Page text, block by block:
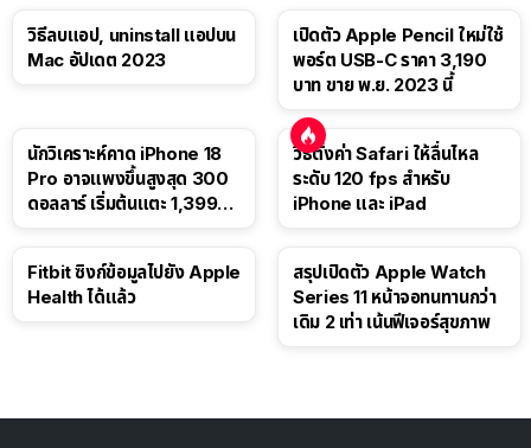
วิธีลบแอป, uninstall แอปบน
Mac อัปเดต 2023
เปิดตัว Apple Pencil ใหม่ใช้
พอร์ต USB-C ราคา 3,190
บาท ขาย พ.ย. 2023 นี้
นักวิเคราะห์คาด iPhone 18
Pro อาจแพงขึ้นสูงสุด 300
ดอลลาร์ เริ่มต้นแตะ 1,399
วิธีตั้งค่า Safari ให้ลื่นไหล
ระดับ 120 fps สำหรับ
iPhone และ iPad
Fitbit ซิงก์ข้อมูลไปยัง Apple
Health ได้แล้ว
สรุปเปิดตัว Apple Watch
Series 11 หน้าจอทนทานกว่า
เดิม 2 เท่า เน้นฟีเจอร์สุขภาพ